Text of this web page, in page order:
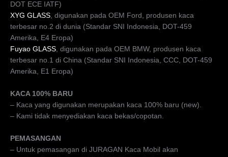
DOT ECE IATF)
XYG GLASS, digunakan pada OEM Ford, produsen kaca
terbesar no.2 di dunia (Standar SNI Indonesia, DOT-459
Amerika, E4 Eropa)
Fuyao GLASS, digunakan pada OEM BMW, produsen kaca
terbesar no.1 di China (Standar SNI Indonesia, CCC, DOT-459
Amerika, E1 Eropa)
KACA 100% BARU
– Kaca yang digunakan merupakan kaca 100% baru (new).
– Kami tidak menyediakan kaca bekas/copotan.
PEMASANGAN
– Untuk pemasangan di JURAGAN Kaca Mobil akan